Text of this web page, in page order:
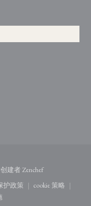
((在新窗口中打开))
建者Zenchef((在新窗口中打
))
护政策
((在新窗口中打开))
cookie 策略
((在新窗口
窗口中打开))